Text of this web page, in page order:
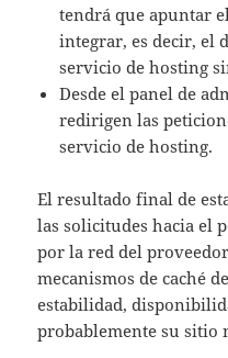
tendrá que apuntar
integrar, es decir, el
servicio de hosting
Desde el panel de
redirigen las
servicio de hosting.
El resultado final de
las solicitudes hacia el
por la red del
mecanismos de caché
estabilidad,
probablemente su sitio